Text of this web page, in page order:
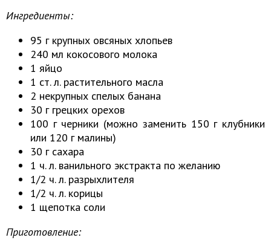
Ингредиенты:
95 г крупных овсяных хлопьев
240 мл кокосового молока
1 яйцо
1 ст. л. растительного масла
2 некрупных спелых банана
30 г грецких орехов
100 г черники (можно заменить 150 г клубники
или 120 г малины)
30 г сахара
1 ч. л. ванильного экстракта по желанию
1/2 ч. л. разрыхлителя
1/2 ч. л. корицы
1 щепотка соли
Приготовление: